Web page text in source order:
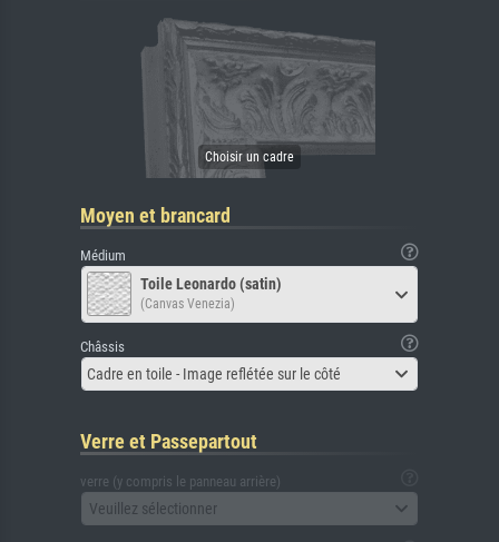
Moyen et brancard
Médium
Toile Leonardo (satin)
(Canvas Venezia)
Châssis
Cadre en toile - Image reflétée sur le côté
Verre et Passepartout
verre (y compris le panneau arrière)
Veuillez sélectionner